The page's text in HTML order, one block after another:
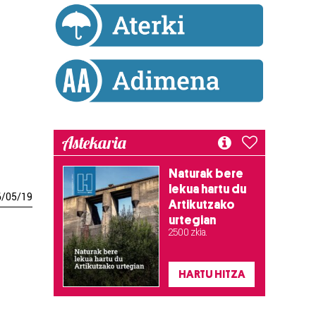
/05/19
Astekaria
Naturak bere
lekua hartu du
Artikutzako
urtegian
2.500 zkia.
HARTU HITZA